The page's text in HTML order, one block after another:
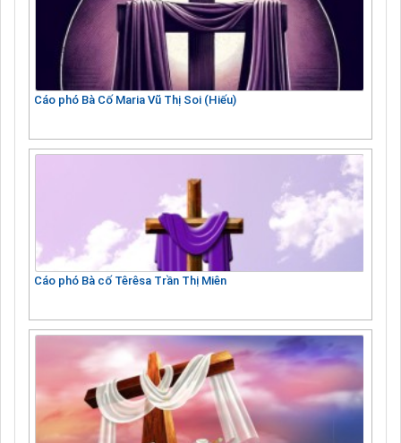
Cáo phó Bà Cố Maria Vũ Thị Soi (Hiếu)
Cáo phó Bà cố Têrêsa Trần Thị Miên